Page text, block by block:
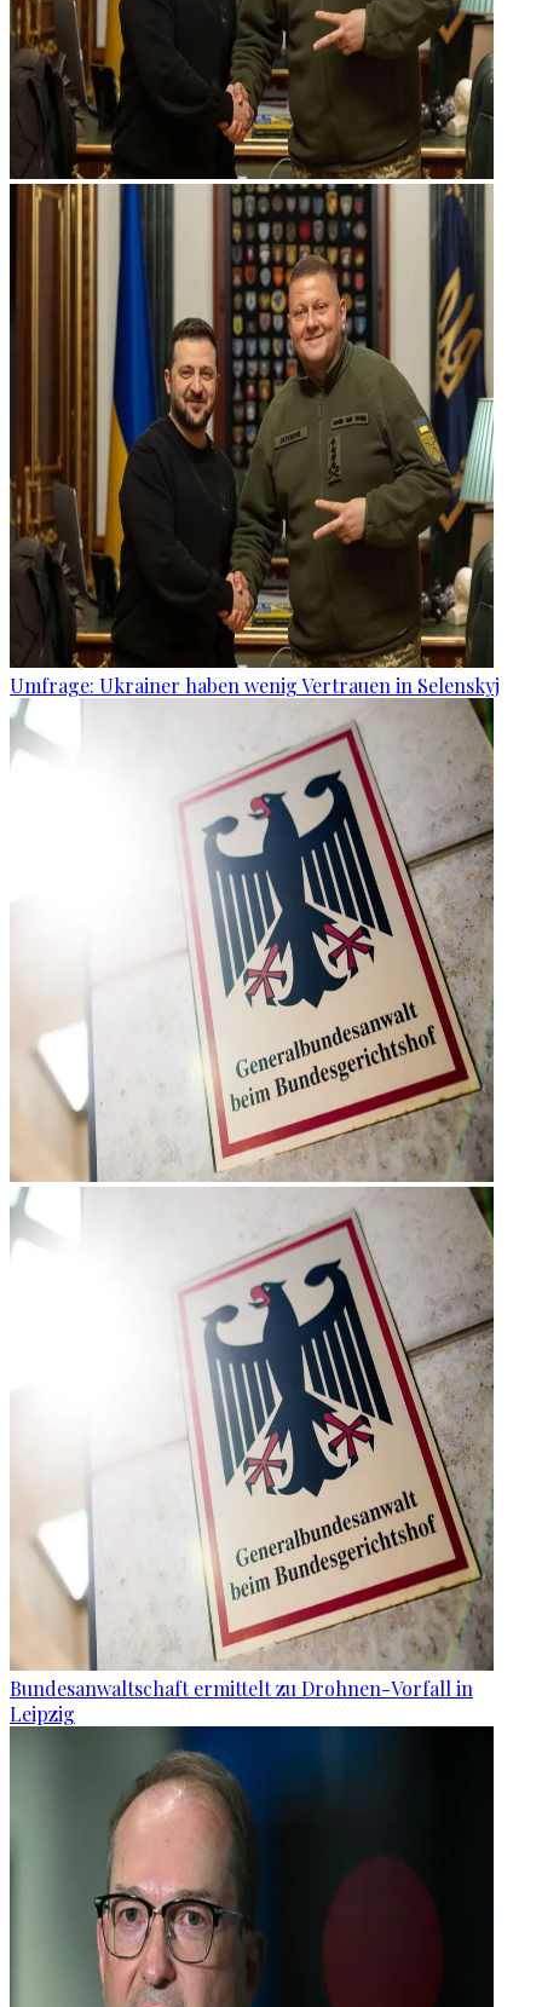
Umfrage: Ukrainer haben wenig Vertrauen in Selenskyj
Bundesanwaltschaft ermittelt zu Drohnen-Vorfall in
Leipzig